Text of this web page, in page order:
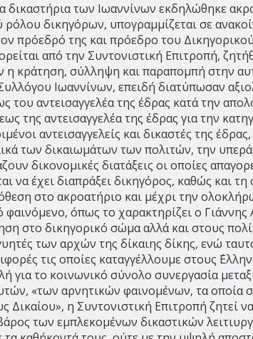
δικαστήρια των Ιωαννίνων εκδηλώθηκε
δικηγόρων, υπογραμμίζεται σε
πρόεδρό της και πρόεδρο του
από την Συντονιστική Επιτροπή,
η κράτηση, σύλληψη και παραπομπή στην
Ιωαννίνων, επειδή διατύπωσαν
του αντεισαγγελέα της έδρας κατά την
της αντεισαγγελέα της έδρας για την
αντεισαγγελείς και δικαστές της
των δικαιωμάτων των πολιτών, την
δικονομικές διατάξεις οι οποίες
να έχει διαπράξει δικηγόρος, καθώς και
στο ακροατήριο και μέχρι την
φαινόμενο, όπως το χαρακτηρίζει ο
στο δικηγορικό σώμα αλλά και στους
των αρχών της δίκαιης δίκης, ενώ
τις οποίες καταγγέλλουμε στους
για το κοινωνικό σύνολο συνεργασία
«των αρνητικών φαινομένων, τα οποία
Δικαίου», η Συντονιστική Επιτροπή ζητεί
των εμπλεκομένων δικαστικών